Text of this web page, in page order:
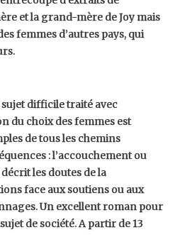
et la grand-mère de Joy mais
femmes d’autres pays, qui
difficile traité avec
du choix des femmes est
de tous les chemins
: l’accouchement ou
les doutes de la
face aux soutiens ou aux
Un excellent roman pour
de société. A partir de 13